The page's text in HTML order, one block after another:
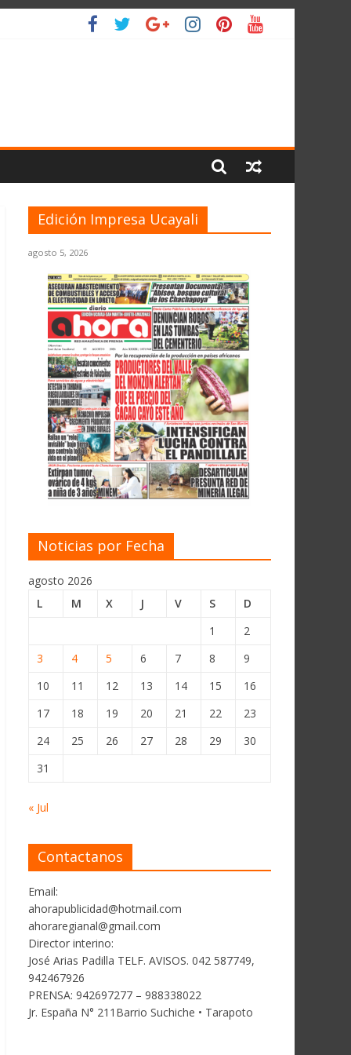
Edición Impresa Ucayali
agosto 5, 2026
Noticias por Fecha
agosto 2026
L
M X J V S
D
1
2
3
4 5 6 7 8
9
10
11 12 13 14 15
16
17
18 19 20 21 22
23
24
25 26 27 28 29
30
31
« Jul
Contactanos
Email:
ahorapublicidad@hotmail.com
ahoraregianal@gmail.com
Director interino:
José Arias Padilla TELF. AVISOS. 042 587749,
942467926
PRENSA: 942697277 – 988338022
Jr. España N° 211Barrio Suchiche • Tarapoto